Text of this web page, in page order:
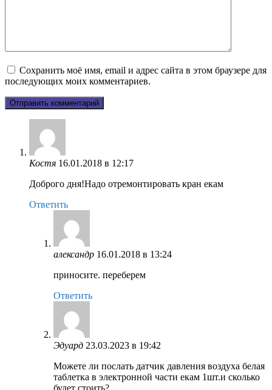
Сохранить моё имя, email и адрес сайта в этом браузере для
последующих моих комментариев.
Костя 16.01.2018 в 12:17
Доброго дня!Надо отремонтировать кран екам
Ответить
александр 16.01.2018 в 13:24
приносите. переберем
Ответить
Эдуард 23.03.2023 в 19:42
Можете ли послать датчик давления воздуха белая
таблетка в электронной части екам 1шт.и сколько
будет стоить?